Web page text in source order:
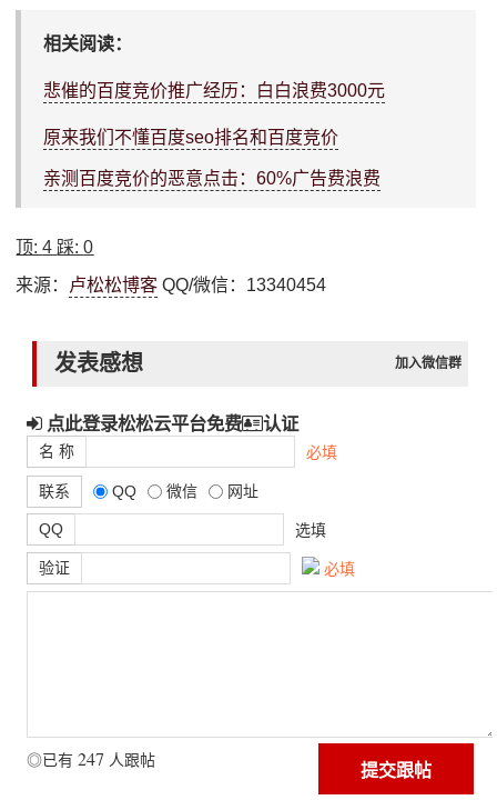
相关阅读：
悲催的百度竞价推广经历：白白浪费3000元
原来我们不懂百度seo排名和百度竞价
亲测百度竞价的恶意点击：60%广告费浪费
顶:4 踩:0
来源： 卢松松博客 QQ/微信：13340454
发表感想 加入微信群
点此登录松松云平台免费 认证
名 称 必填
联系 QQ 微信 网址
QQ 选填
验证 必填
◎已有 247 人跟帖